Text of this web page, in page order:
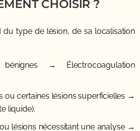
CHOISIR ?
du type de lésion, de sa localisation
→ Électrocoagulation
ou certaines lésions superficielles →
liquide).
lésions nécessitant une analyse→